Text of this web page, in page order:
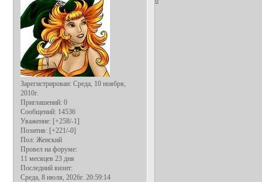
Зарегистрирован: Среда, 10 ноября,
2010г.
Приглашений: 0
Сообщений: 14536
Уважение: [+258/-1]
Позитив: [+221/-0]
Пол: Женский
Провел на форуме:
11 месяцев 23 дня
Последний визит:
Среда, 8 июля, 2026г. 20:59:14